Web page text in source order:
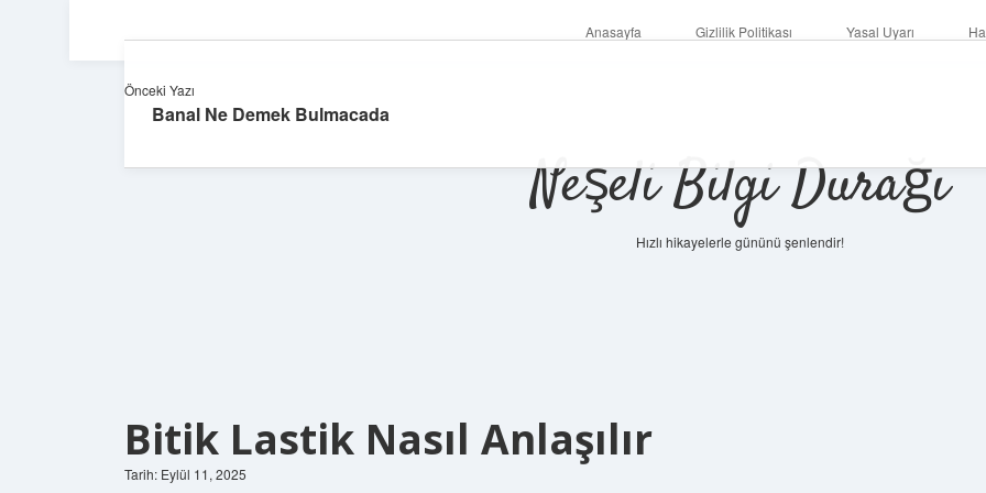
Anasayfa Gizlilik Politikası Yasal Uyarı
Neşeli Bilgi Durağı
Hızlı hikayelerle gününü şenlendir!
Bitik Lastik Nasıl Anlaşılır
Tarih: Eylül 11, 2025
Önceki Yazı
Banal Ne Demek Bulmacada